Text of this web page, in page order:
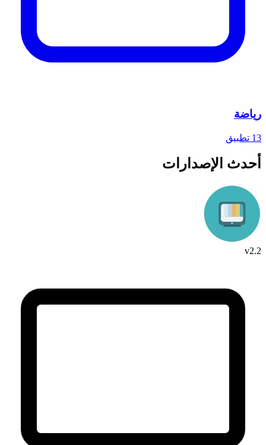
رياضة
13 تطبيق
أحدث الإصدارات
v2.2